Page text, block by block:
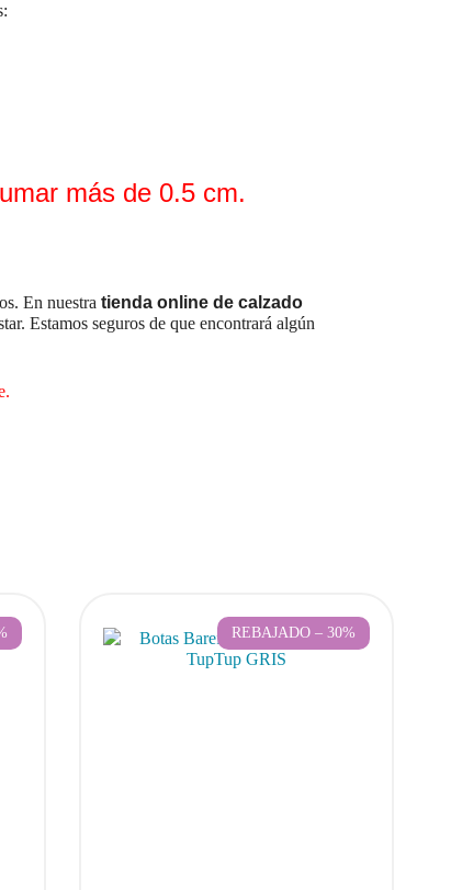
más de 0.5 cm.
En nuestra tienda online de calzado
Estamos seguros de que encontrará algún
REBAJADO – 30%